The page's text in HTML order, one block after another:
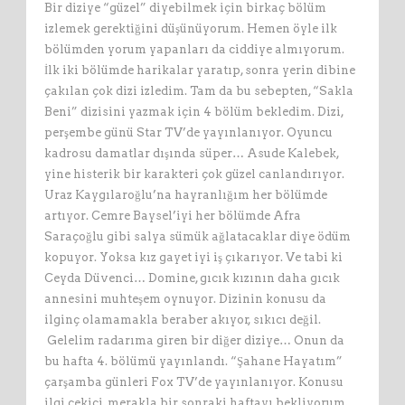
Bir diziye “güzel” diyebilmek için birkaç bölüm
izlemek gerektiğini düşünüyorum. Hemen öyle ilk
bölümden yorum yapanları da ciddiye almıyorum.
İlk iki bölümde harikalar yaratıp, sonra yerin dibine
çakılan çok dizi izledim. Tam da bu sebepten, “Sakla
Beni” dizisini yazmak için 4 bölüm bekledim. Dizi,
perşembe günü Star TV’de yayınlanıyor. Oyuncu
kadrosu damatlar dışında süper… Asude Kalebek,
yine histerik bir karakteri çok güzel canlandırıyor.
Uraz Kaygılaroğlu’na hayranlığım her bölümde
artıyor. Cemre Baysel’iyi her bölümde Afra
Saraçoğlu gibi salya sümük ağlatacaklar diye ödüm
kopuyor. Yoksa kız gayet iyi iş çıkarıyor. Ve tabi ki
Ceyda Düvenci… Domine, gıcık kızının daha gıcık
annesini muhteşem oynuyor. Dizinin konusu da
ilginç olamamakla beraber akıyor, sıkıcı değil.
Gelelim radarıma giren bir diğer diziye… Onun da
bu hafta 4. bölümü yayınlandı. “Şahane Hayatım”
çarşamba günleri Fox TV’de yayınlanıyor. Konusu